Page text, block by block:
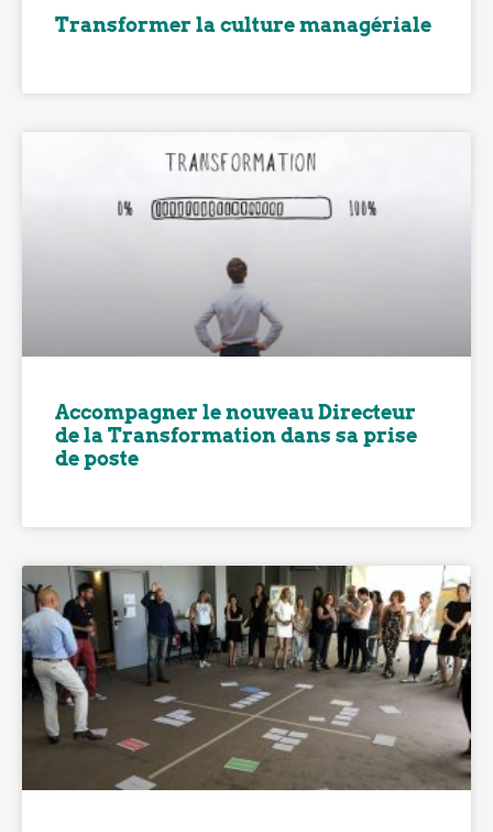
Transformer la culture managériale
Accompagner le nouveau Directeur
de la Transformation dans sa prise
de poste